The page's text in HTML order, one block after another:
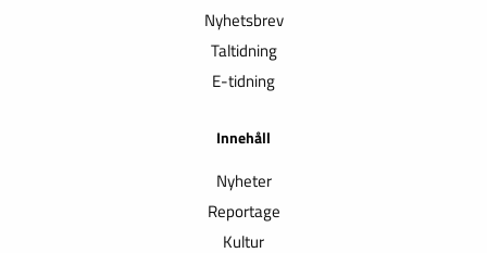
Nyhetsbrev
Taltidning
E-tidning
Innehåll
Nyheter
Reportage
Kultur